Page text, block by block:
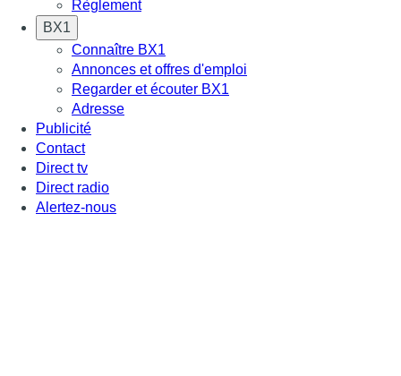
Règlement
BX1
Connaître BX1
Annonces et offres d'emploi
Regarder et écouter BX1
Adresse
Publicité
Contact
Direct tv
Direct radio
Alertez-nous